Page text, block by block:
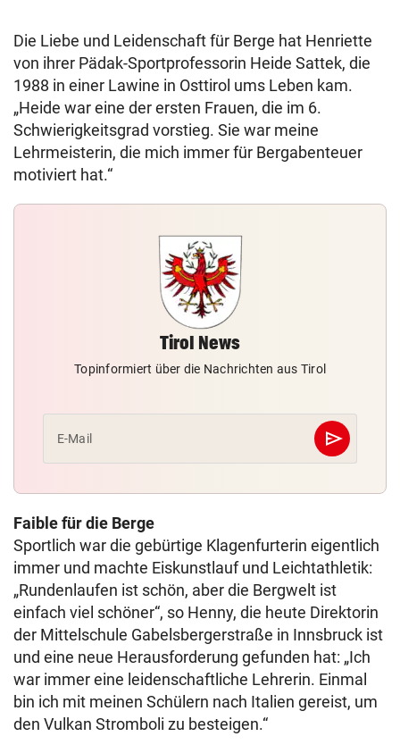
Die Liebe und Leidenschaft für Berge hat Henriette
von ihrer Pädak-Sportprofessorin Heide Sattek, die
1988 in einer Lawine in Osttirol ums Leben kam.
„Heide war eine der ersten Frauen, die im 6.
Schwierigkeitsgrad vorstieg. Sie war meine
Lehrmeisterin, die mich immer für Bergabenteuer
motiviert hat.“
Tirol News
Topinformiert über die Nachrichten aus Tirol
E-Mail send
Abschicken
Faible für die Berge
Sportlich war die gebürtige Klagenfurterin eigentlich
immer und machte Eiskunstlauf und Leichtathletik:
„Rundenlaufen ist schön, aber die Bergwelt ist
einfach viel schöner“, so Henny, die heute Direktorin
der Mittelschule Gabelsbergerstraße in Innsbruck ist
und eine neue Herausforderung gefunden hat: „Ich
war immer eine leidenschaftliche Lehrerin. Einmal
bin ich mit meinen Schülern nach Italien gereist, um
den Vulkan Stromboli zu besteigen.“